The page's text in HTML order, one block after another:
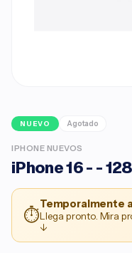
NUEVO Agotado
IPHONE NUEVOS
iPhone 16 - -
⏱
Temporalmente
Llega pronto. Mira
↓